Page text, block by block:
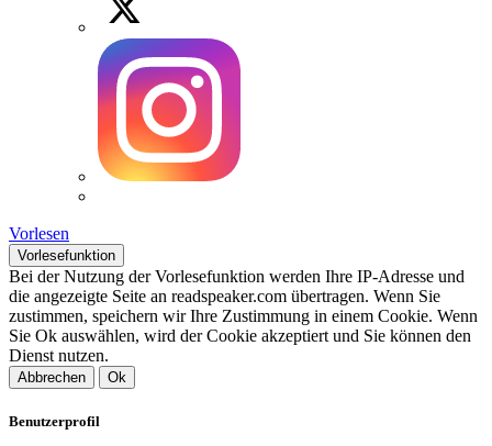
Vorlesen
Vorlesefunktion
Bei der Nutzung der Vorlesefunktion werden Ihre IP-Adresse und
die angezeigte Seite an readspeaker.com übertragen. Wenn Sie
zustimmen, speichern wir Ihre Zustimmung in einem Cookie. Wenn
Sie Ok auswählen, wird der Cookie akzeptiert und Sie können den
Dienst nutzen.
Abbrechen Ok
Benutzerprofil